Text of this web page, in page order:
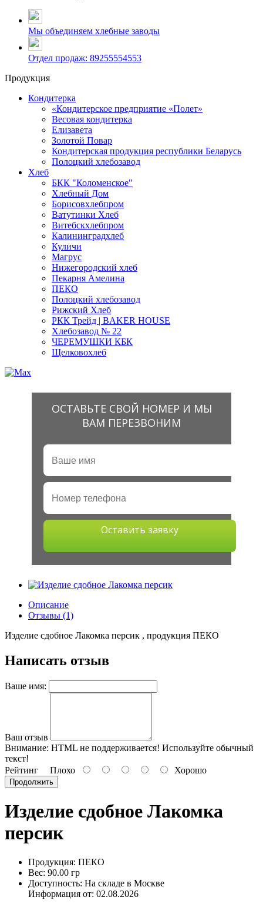
Мы объединяем хлебные заводы
Отдел продаж: 89255554553
Продукция
Кондитерка
«Кондитерское предприятие «Полет»
Весовая кондитерка
Елизавета
Золотой Повар
Кондитерская продукция республики Беларусь
Полоцкий хлебозавод
Хлеб
БКК "Коломенское"
Хлебный Дом
Борисовхлебпром
Ватутинки Хлеб
Витебскхлебпром
Калининградхлеб
Куличи
Магрус
Нижегородский хлеб
Пекарня Амелина
ПЕКО
Полоцкий хлебозавод
Рижский Хлеб
РКК Трейд | BAKER HOUSE
Хлебозавод № 22
ЧЕРЕМУШКИ КБК
Щелковохлеб
ОСТАВЬТЕ СВОЙ НОМЕР И МЫ
ВАМ ПЕРЕЗВОНИМ
Оставить заявку
Описание
Отзывы (1)
Изделие сдобное Лакомка персик , продукция ПЕКО
Написать отзыв
Ваше имя:
Ваш отзыв
Внимание: HTML не поддерживается! Используйте обычный
текст!
Рейтинг Плохо Хорошо
Продолжить
Изделие сдобное Лакомка
персик
Продукция: ПЕКО
Вес: 90.00 гр
Доступность: На складе в Москве
Информация от: 02.08.2026